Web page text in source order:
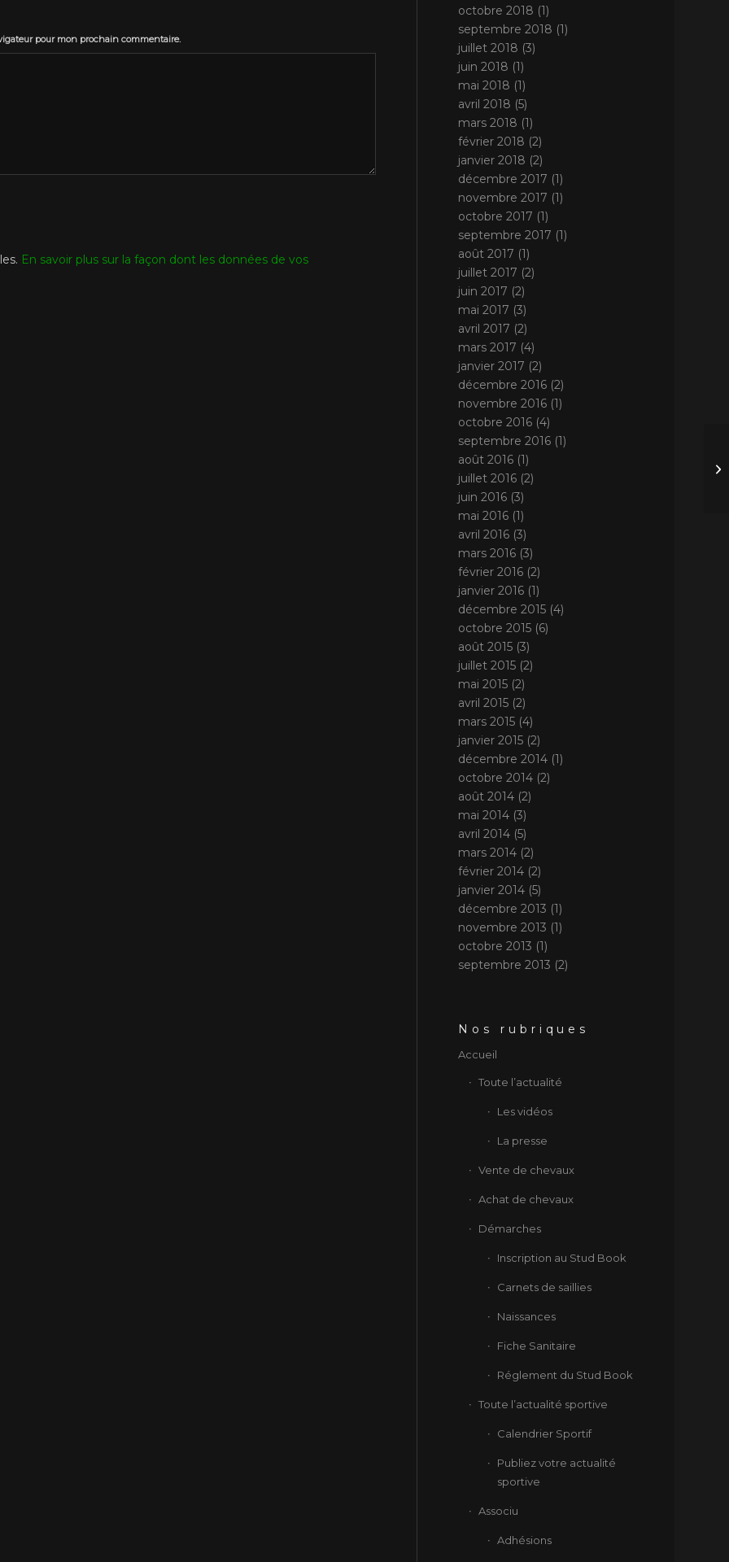
pour mon prochain commentaire.
En savoir plus sur la façon dont les données de vos
octobre 2018 (1)
septembre 2018 (1)
juillet 2018 (3)
juin 2018 (1)
mai 2018 (1)
avril 2018 (5)
mars 2018 (1)
février 2018 (2)
janvier 2018 (2)
décembre 2017 (1)
novembre 2017 (1)
octobre 2017 (1)
septembre 2017 (1)
août 2017 (1)
juillet 2017 (2)
juin 2017 (2)
mai 2017 (3)
avril 2017 (2)
mars 2017 (4)
janvier 2017 (2)
décembre 2016 (2)
novembre 2016 (1)
octobre 2016 (4)
septembre 2016 (1)
août 2016 (1)
juillet 2016 (2)
juin 2016 (3)
mai 2016 (1)
avril 2016 (3)
mars 2016 (3)
février 2016 (2)
janvier 2016 (1)
décembre 2015 (4)
octobre 2015 (6)
août 2015 (3)
juillet 2015 (2)
mai 2015 (2)
avril 2015 (2)
mars 2015 (4)
janvier 2015 (2)
décembre 2014 (1)
octobre 2014 (2)
août 2014 (2)
mai 2014 (3)
avril 2014 (5)
mars 2014 (2)
février 2014 (2)
janvier 2014 (5)
décembre 2013 (1)
novembre 2013 (1)
octobre 2013 (1)
septembre 2013 (2)
Nos rubriques
Accueil
Toute l’actualité
Les vidéos
La presse
Vente de chevaux
Achat de chevaux
Démarches
Inscription au Stud Book
Carnets de saillies
Naissances
Fiche Sanitaire
Réglement du Stud Book
Toute l’actualité sportive
Calendrier Sportif
Publiez votre actualité
sportive
Associu
Adhésions